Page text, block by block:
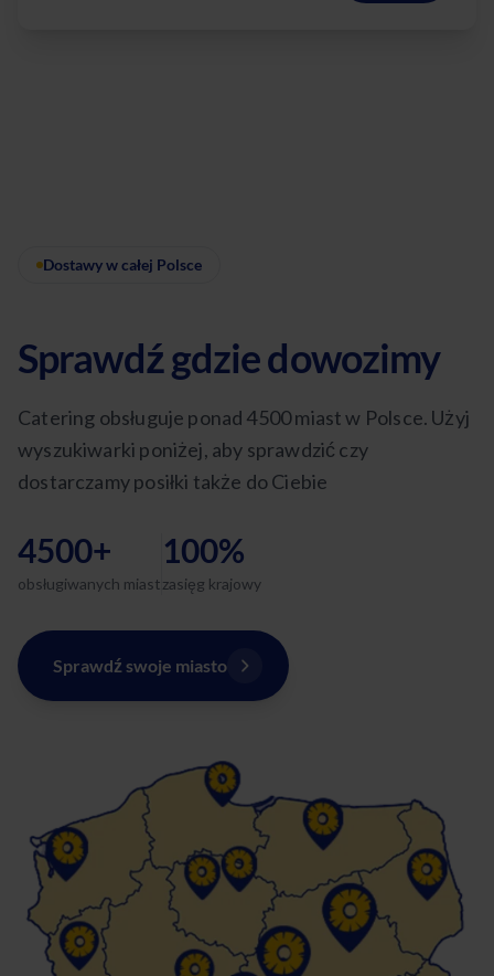
Dostawy w całej Polsce
Sprawdź gdzie dowozimy
Catering obsługuje ponad 4500 miast w Polsce. Użyj
wyszukiwarki poniżej, aby sprawdzić czy
dostarczamy posiłki także do Ciebie
4500+
obsługiwanych miast
100%
zasięg krajowy
Sprawdź swoje miasto